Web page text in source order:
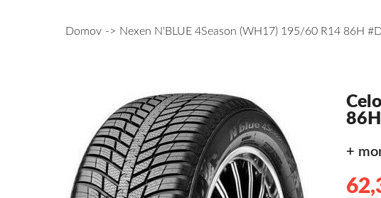
Domov Nexen N'BLUE 4Season (WH17) 195/60 R14 86H
+